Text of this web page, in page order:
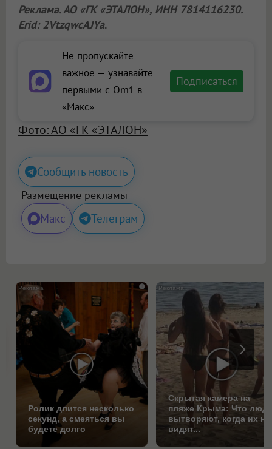
Реклама. АО «ГК «ЭТАЛОН», ИНН 7814116230.
Erid: 2VtzqwcAJYa.
Не пропускайте
важное — узнавайте
первыми с Om1 в
«Макс»
Подписаться
Фото: АО «ГК «ЭТАЛОН»
Сообщить новость
Размещение рекламы
Макс Телеграм
i
Ролик длится несколько
секунд, а смеяться вы
будете долго
Скрытая камера на
пляже Крыма: Что
вытворяют, когда их не
видят...